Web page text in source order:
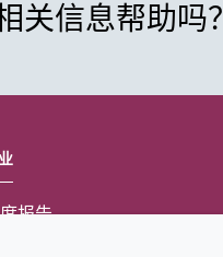
关信息帮助吗？
报告